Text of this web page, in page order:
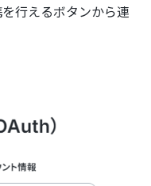
行えるボタンから連